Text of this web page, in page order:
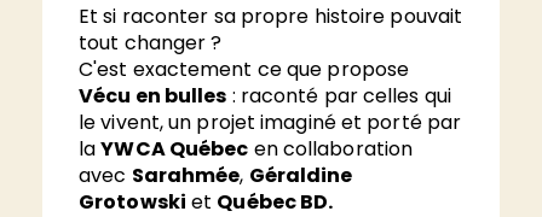
Et si raconter sa propre histoire pouvait
tout changer ?
C'est exactement ce que propose
Vécu en bulles : raconté par celles qui
le vivent, un projet imaginé et porté par
laYWCA Québec en collaboration
avec Sarahmée, Géraldine
Grotowski et Québec BD.